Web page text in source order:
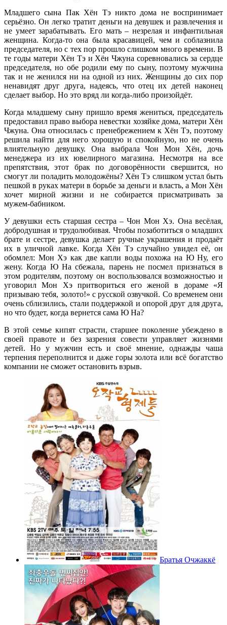
Младшего сына Пак Хён Тэ никто дома не воспринимает
серьёзно. Он легко тратит деньги на девушек и развлечения и
не умеет зарабатывать. Его мать – незрелая и инфантильная
женщина. Когда-то она была красавицей, чем и соблазнила
председателя, но с тех пор прошло слишком много времени. В
те годы матери Хён Тэ и Хён Чжуна соревновались за сердце
председателя, но обе родили ему по сыну, поэтому мужчина
так и не женился ни на одной из них. Женщины до сих пор
ненавидят друг друга, надеясь, что отец их детей наконец
сделает выбор. Но это вряд ли когда-либо произойдёт.
Когда младшему сыну пришло время жениться, председатель
предоставил право выбора невестки хозяйке дома, матери Хён
Чжуна. Она относилась с пренебрежением к Хён Тэ, поэтому
решила найти для него хорошую и спокойную, но не очень
влиятельную девушку. Она выбрала Чон Мон Хён, дочь
менеджера из их ювелирного магазина. Несмотря на все
препятствия, этот брак по договорённости свершится, но
смогут ли поладить молодожёны? Хён Тэ слишком устал быть
пешкой в руках матери в борьбе за деньги и власть, а Мон Хён
хочет мирной жизни и не собирается присматривать за
мужем-бабником.
У девушки есть старшая сестра – Чон Мон Хэ. Она весёлая,
добродушная и трудолюбивая. Чтобы позаботиться о младших
брате и сестре, девушка делает ручные украшения и продаёт
их в уличной лавке. Когда Хён Тэ случайно увидел её, он
обомлел: Мон Хэ как две капли воды похожа на Ю Ну, его
жену. Когда Ю На сбежала, парень не посмел признаться в
этом родителям, поэтому он воспользовался возможностью и
уговорил Мон Хэ притвориться его женой в дораме «Я
призываю тебя, золото!» с русской озвучкой. Со временем они
очень сблизились, стали поддержкой и опорой друг для друга,
но что будет, когда вернется сама Ю На?
В этой семье кипят страсти, старшее поколение убеждено в
своей правоте и без зазрения совести управляет жизнями
детей. Но у мужчин есть и своё мнение, однажды чаша
терпения переполнится и даже горы золота или всё богатство
компании не сможет остановить взрыв.
Братья Очжаккё